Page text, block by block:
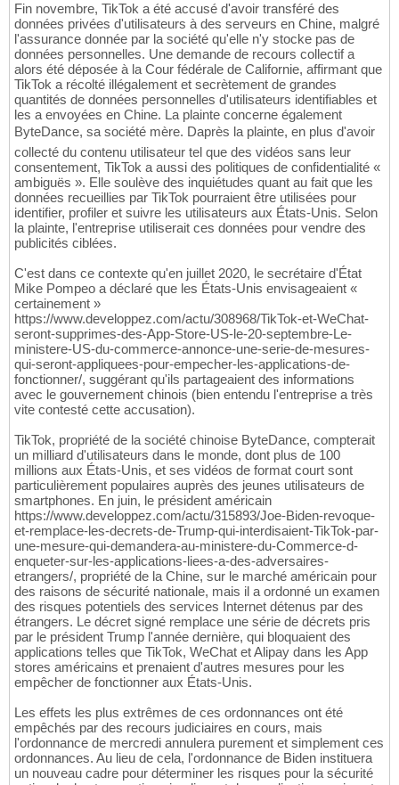
Fin novembre, TikTok a été accusé d'avoir transféré des
données privées d'utilisateurs à des serveurs en Chine, malgré
l'assurance donnée par la société qu'elle n'y stocke pas de
données personnelles. Une demande de recours collectif a
alors été déposée à la Cour fédérale de Californie, affirmant que
TikTok a récolté illégalement et secrètement de grandes
quantités de données personnelles d'utilisateurs identifiables et
les a envoyées en Chine. La plainte concerne également
ByteDance, sa société mère. Daprès la plainte, en plus d'avoir
collecté du contenu utilisateur tel que des vidéos sans leur
consentement, TikTok a aussi des politiques de confidentialité «
ambiguës ». Elle soulève des inquiétudes quant au fait que les
données recueillies par TikTok pourraient être utilisées pour
identifier, profiler et suivre les utilisateurs aux États-Unis. Selon
la plainte, l'entreprise utiliserait ces données pour vendre des
publicités ciblées.
C'est dans ce contexte qu'en juillet 2020, le secrétaire d'État
Mike Pompeo a déclaré que les États-Unis envisageaient «
certainement »
https://www.developpez.com/actu/308968/TikTok-et-WeChat-
seront-supprimes-des-App-Store-US-le-20-septembre-Le-
ministere-US-du-commerce-annonce-une-serie-de-mesures-
qui-seront-appliquees-pour-empecher-les-applications-de-
fonctionner/, suggérant qu'ils partageaient des informations
avec le gouvernement chinois (bien entendu l'entreprise a très
vite contesté cette accusation).
TikTok, propriété de la société chinoise ByteDance, compterait
un milliard d'utilisateurs dans le monde, dont plus de 100
millions aux États-Unis, et ses vidéos de format court sont
particulièrement populaires auprès des jeunes utilisateurs de
smartphones. En juin, le président américain
https://www.developpez.com/actu/315893/Joe-Biden-revoque-
et-remplace-les-decrets-de-Trump-qui-interdisaient-TikTok-par-
une-mesure-qui-demandera-au-ministere-du-Commerce-d-
enqueter-sur-les-applications-liees-a-des-adversaires-
etrangers/, propriété de la Chine, sur le marché américain pour
des raisons de sécurité nationale, mais il a ordonné un examen
des risques potentiels des services Internet détenus par des
étrangers. Le décret signé remplace une série de décrets pris
par le président Trump l'année dernière, qui bloquaient des
applications telles que TikTok, WeChat et Alipay dans les App
stores américains et prenaient d'autres mesures pour les
empêcher de fonctionner aux États-Unis.
Les effets les plus extrêmes de ces ordonnances ont été
empêchés par des recours judiciaires en cours, mais
l'ordonnance de mercredi annulera purement et simplement ces
ordonnances. Au lieu de cela, l'ordonnance de Biden instituera
un nouveau cadre pour déterminer les risques pour la sécurité